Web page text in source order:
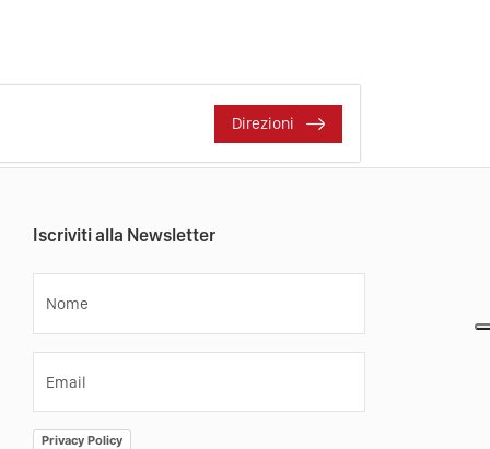
Direzioni
Iscriviti alla Newsletter
Nome
Email
Privacy Policy